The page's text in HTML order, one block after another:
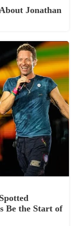
Jonathan
Be the Start of